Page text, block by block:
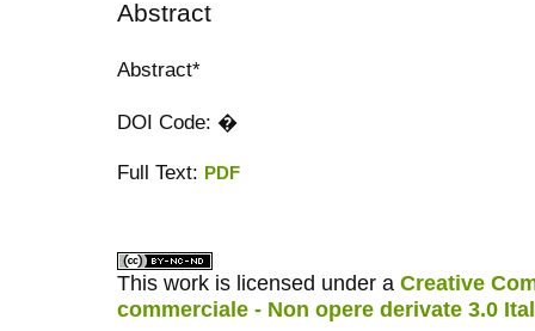
Abstract
Abstract*
DOI Code: �
Full Text: PDF
This work is licensed under a Creative
commerciale - Non opere derivate 3.0